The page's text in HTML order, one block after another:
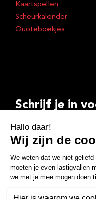
Kaartspellen
Scheurkalender
Quoteboekjes
Schrijf je in
E-
mailadres
Inschrijven
FacebookInstagramLinkedIn